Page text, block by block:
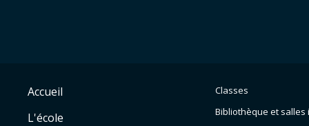
Accueil
L'école
Classes
Bibliothèque et